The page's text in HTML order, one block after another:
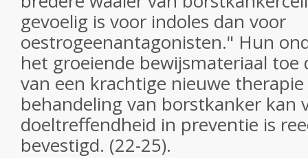
gevoelig is voor indoles dan voor
oestrogeenantagonisten." Hun
het groeiende bewijsmateriaal toe
van een krachtige nieuwe
behandeling van borstkanker kan
doeltreffendheid in preventie is
bevestigd. (22-25).